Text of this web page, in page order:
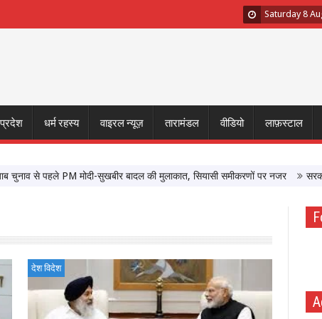
Saturday 8
धर्म रहस्य वाइरल न्यूज़ तारामंडल वीडियो लाफ़स्टाल
पहले PM मोदी-सुखबीर बादल की मुलाकात, सियासी समीकरणों पर नजर सरकार के साथ
देश विदेश